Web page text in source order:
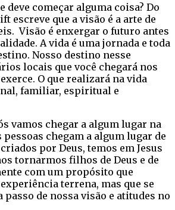
deve começar alguma coisa? Do
escreve que a visão é a arte de
Visão é enxergar o futuro antes
A vida é uma jornada e toda
Nosso destino nesse
locais que você chegará nos
O que realizará na vida
familiar, espiritual e
vamos chegar a algum lugar na
pessoas chegam a algum lugar de
por Deus, temos em Jesus
tornarmos filhos de Deus e de
com um propósito que
terrena, mas que se
passo de nossa visão e atitudes no